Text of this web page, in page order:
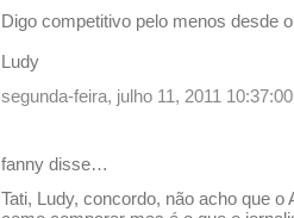
Digo competitivo pelo menos desde
Ludy
segunda-feira, julho 11, 2011
fanny disse…
Tati, Ludy, concordo, não acho que